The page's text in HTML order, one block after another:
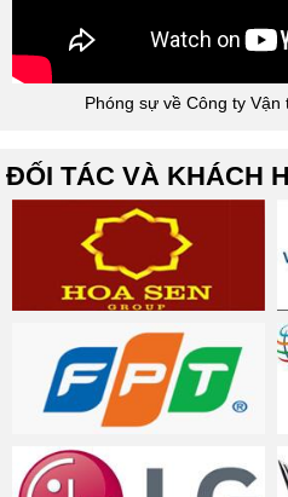
Phóng sự về Công ty
ĐỐI TÁC VÀ KHÁCH